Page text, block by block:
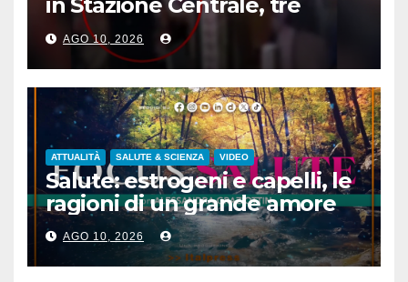
arresti
AGO 10, 2026
ATTUALITÀ SALUTE & SCIENZA VIDEO
Salute: estrogeni e capelli, le
ragioni di un grande amore
AGO 10, 2026